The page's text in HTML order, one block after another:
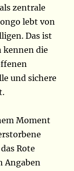
zentrale
lebt von
Das ist
kennen die
und sichere
Moment
Rote
Angaben